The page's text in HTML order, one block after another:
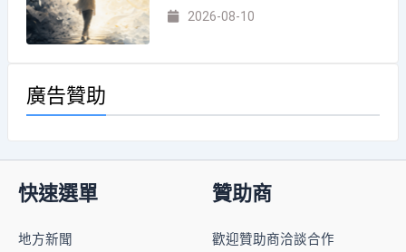
2026-08-10
廣告贊助
快速選單
地方新聞
贊助商
歡迎贊助商洽談合作